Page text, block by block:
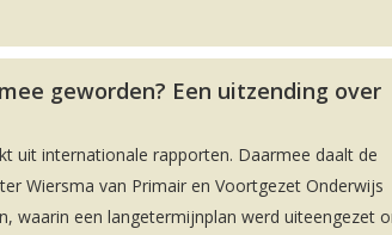
geworden? Een uitzending over
uit internationale rapporten. Daarmee daalt de
Wiersma van Primair en Voortgezet Onderwijs
waarin een langetermijnplan werd uiteengezet